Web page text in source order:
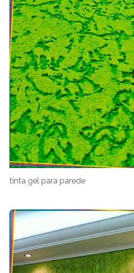
tinta gel para parede